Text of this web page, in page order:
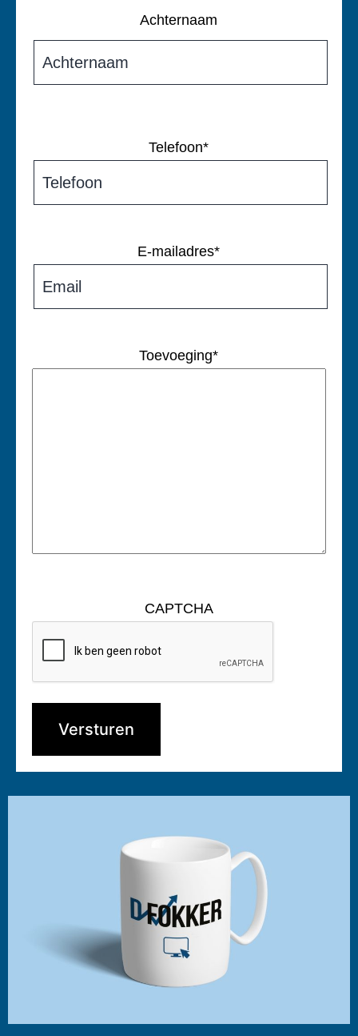
Achternaam
Telefoon*
E-mailadres*
Toevoeging*
CAPTCHA
Versturen